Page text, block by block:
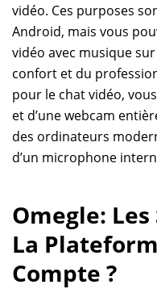
vidéo. Ces purposes
Android, mais vous
vidéo avec musique
confort et du
pour le chat vidéo,
et d’une webcam
des ordinateurs
d’un microphone
Omegle:
La
Compte ?